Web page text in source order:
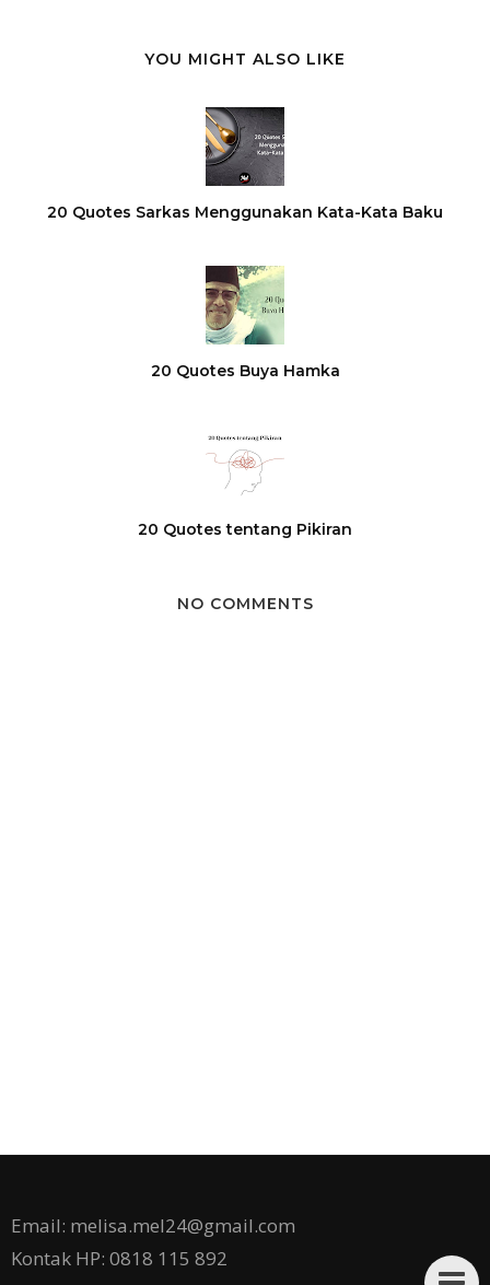
YOU MIGHT ALSO LIKE
20 Quotes Sarkas Menggunakan Kata-Kata Baku
20 Quotes Buya Hamka
20 Quotes tentang Pikiran
NO COMMENTS
Email: melisa.mel24@gmail.com
Kontak HP: 0818 115 892